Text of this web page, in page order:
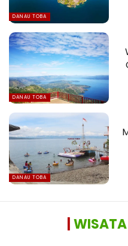
DANAU TOBA
DANAU TOBA
DANAU TOBA